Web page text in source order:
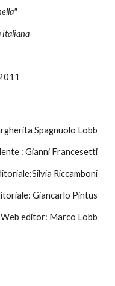
italiana
Spagnuolo Lobb
: Gianni Francesetti
Riccamboni
Giancarlo Pintus
Web editor: Marco Lobb